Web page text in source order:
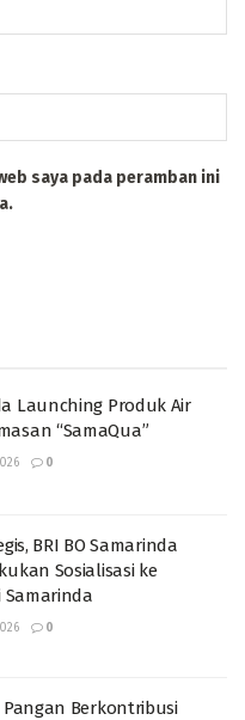
saya pada peramban ini
Launching Produk Air
“SamaQua”
0
BRI BO Samarinda
Sosialisasi ke
Samarinda
0
Berkontribusi